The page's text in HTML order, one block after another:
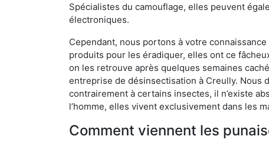
Spécialistes du camouflage, elles peuvent
électroniques.
Cependant, nous portons à votre
produits pour les éradiquer, elles ont ce
on les retrouve après quelques semaines
entreprise de désinsectisation à Creully. Nous
contrairement à certains insectes, il n’existe
l’homme, elles vivent exclusivement dans les
Comment viennent les